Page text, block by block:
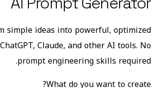
simple ideas into powerful, optimized
Claude, and other AI tools. No
prompt engineering skills required.
What do you want to create?